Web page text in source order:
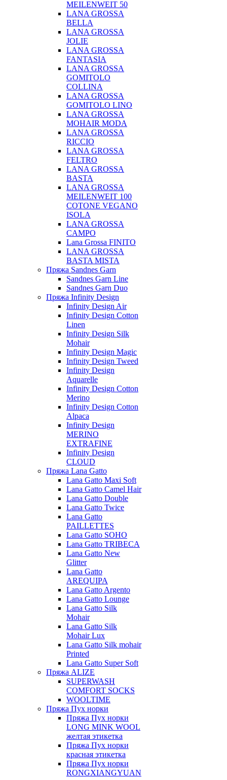
MEILENWEIT 50
LANA GROSSA
BELLA
LANA GROSSA
JOLIE
LANA GROSSA
FANTASIA
LANA GROSSA
GOMITOLO
COLLINA
LANA GROSSA
GOMITOLO LINO
LANA GROSSA
MOHAIR MODA
LANA GROSSA
RICCIO
LANA GROSSA
FELTRO
LANA GROSSA
BASTA
LANA GROSSA
MEILENWEIT 100
COTONE VEGANO
ISOLA
LANA GROSSA
CAMPO
Lana Grossa FINITO
LANA GROSSA
BASTA MISTA
Пряжа Sandnes Garn
Sandnes Garn Line
Sandnes Garn Duo
Пряжа Infinity Design
Infinity Design Air
Infinity Design Cotton
Linen
Infinity Design Silk
Mohair
Infinity Design Magic
Infinity Design Tweed
Infinity Design
Aquarelle
Infinity Design Cotton
Merino
Infinity Design Cotton
Alpaca
Infinity Design
MERINO
EXTRAFINE
Infinity Design
CLOUD
Пряжа Lana Gatto
Lana Gatto Maxi Soft
Lana Gatto Camel Hair
Lana Gatto Double
Lana Gatto Twice
Lana Gatto
PAILLETTES
Lana Gatto SOHO
Lana Gatto TRIBECA
Lana Gatto New
Glitter
Lana Gatto
AREQUIPA
Lana Gatto Argento
Lana Gatto Lounge
Lana Gatto Silk
Mohair
Lana Gatto Silk
Mohair Lux
Lana Gatto Silk mohair
Printed
Lana Gatto Super Soft
Пряжа ALIZE
SUPERWASH
COMFORT SOCKS
WOOLTIME
Пряжа Пух норки
Пряжа Пух норки
LONG MINK WOOL
желтая этикетка
Пряжа Пух норки
красная этикетка
Пряжа Пух норки
RONGXIANGYUAN